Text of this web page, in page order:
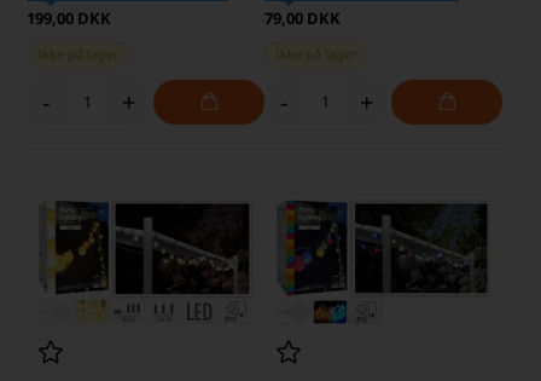
199,00 DKK
Ikke på lager
- +
79,00 DKK
Ikke på lager
- +